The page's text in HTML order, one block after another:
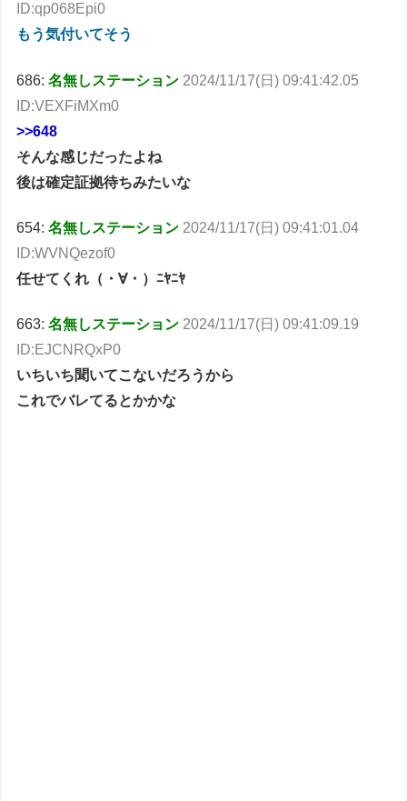
ID:qp068Epi0
もう気付いてそう
686:名無しステーション 2024/11/17(日) 09:41:42.05
ID:VEXFiMXm0
>>648
そんな感じだったよね
後は確定証拠待ちみたいな
654:名無しステーション 2024/11/17(日) 09:41:01.04
ID:WVNQezof0
任せてくれ（・∀・）ﾆﾔﾆﾔ
663:名無しステーション 2024/11/17(日) 09:41:09.19
ID:EJCNRQxP0
いちいち聞いてこないだろうから
これでバレてるとかかな